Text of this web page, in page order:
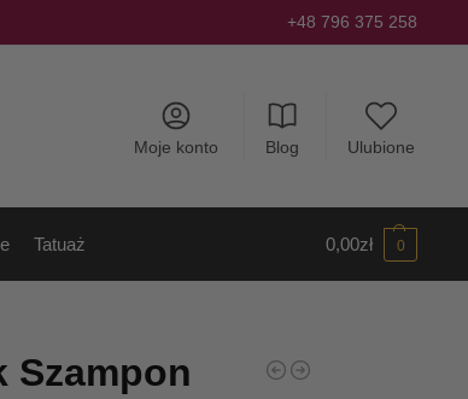
+48 796 375 258
Moje konto Blog Ulubione
Tatuaż 0,00zł 0
Szampon